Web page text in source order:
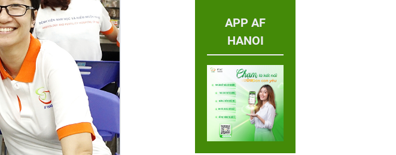
APP AF
HANOI